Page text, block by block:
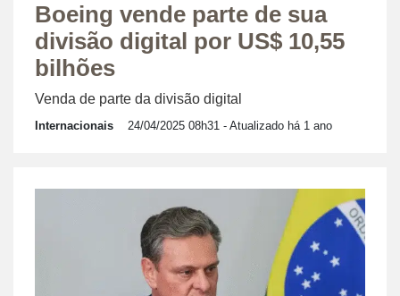
Boeing vende parte de sua
divisão digital por US$ 10,55
bilhões
Venda de parte da divisão digital
Internacionais 24/04/2025 08h31 - Atualizado há 1 ano